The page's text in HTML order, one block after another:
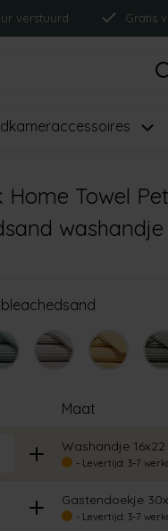
verstuurd. Gratis
Home Towel
washandje
bleachedsand
Maat
Washandje 16x22
- Levertijd: 3-7
Gastendoekje
- Levertijd: 3-7